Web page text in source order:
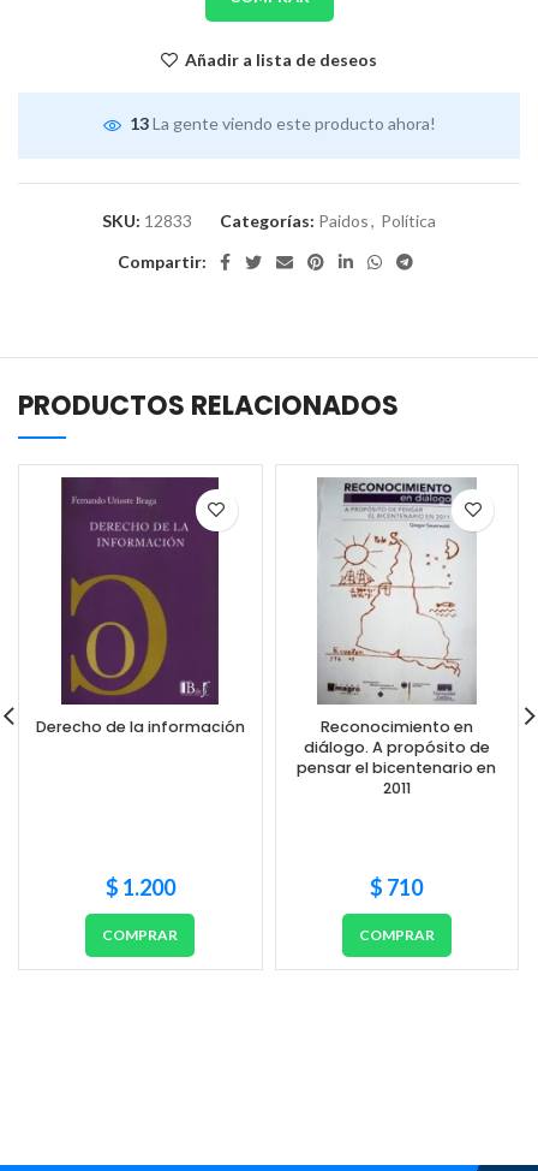
Añadir a lista de deseos
13 La gente viendo este producto ahora!
SKU: 12833 Categorías: Paidos, Política
Compartir:
PRODUCTOS RELACIONADOS
Derecho de la información
$ 1.200
COMPRAR
Reconocimiento en
diálogo. A propósito de
pensar el bicentenario en
2011
$ 710
COMPRAR